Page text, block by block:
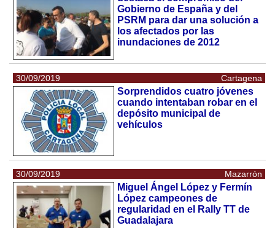
Gobierno de España y del
PSRM para dar una solución a
los afectados por las
inundaciones de 2012
30/09/2019 Cartagena
Sorprendidos cuatro jóvenes
cuando intentaban robar en el
depósito municipal de
vehículos
30/09/2019 Mazarrón
Miguel Ángel López y Fermín
López campeones de
regularidad en el Rally TT de
Guadalajara